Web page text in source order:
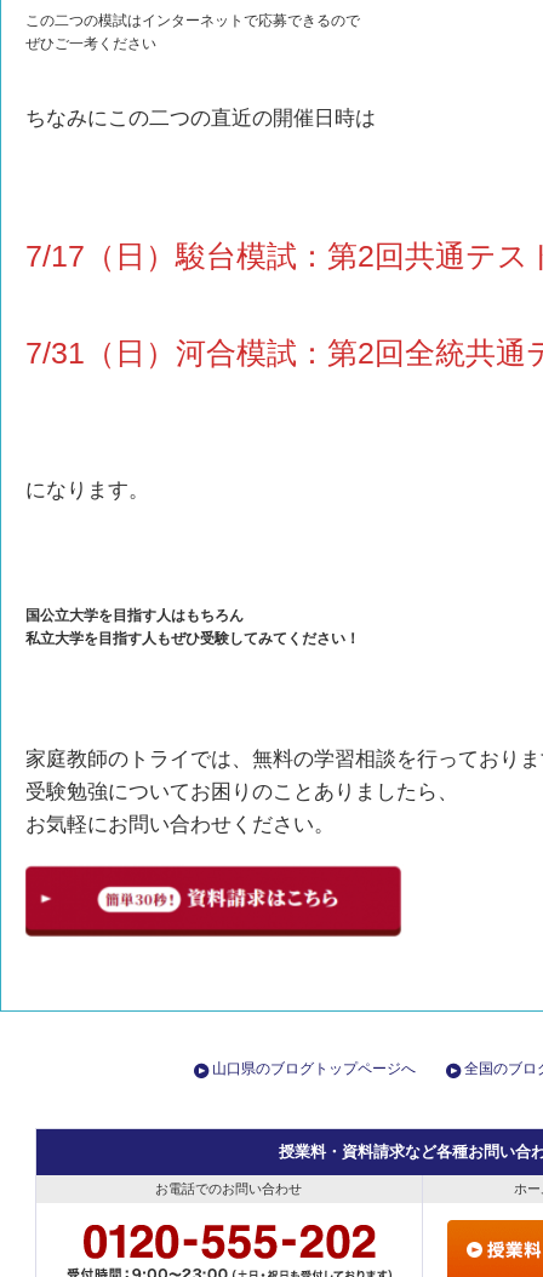
この二つの模試はインターネットで応募できるので
ぜひご一考ください
ちなみにこの二つの直近の開催日時は
7/17（日）駿台模試：第2回共通テス
7/31（日）河合模試：第2回全統共通
になります。
国公立大学を目指す人はもちろん
私立大学を目指す人もぜひ受験してみてください！
家庭教師のトライでは、無料の学習相談を行っており
受験勉強についてお困りのことありましたら、
お気軽にお問い合わせください。
山口県のブログトップページへ 全国のブロ
授業料・資料請求など各種お問い合
お電話でのお問い合わせ ホ